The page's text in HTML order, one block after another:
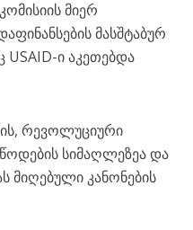
მიერ
მასშტაბურ
USAID-ი აკეთებდა
რევოლუციური
სიმაღლეზეა და
მიღებული კანონების